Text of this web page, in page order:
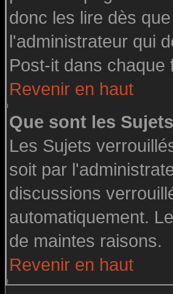
donc les lire dès
l'administrateur qui
Post-it dans chaque
Revenir en haut
Que sont les
Les Sujets
soit par
discussions
automatiquement.
de maintes raisons.
Revenir en haut